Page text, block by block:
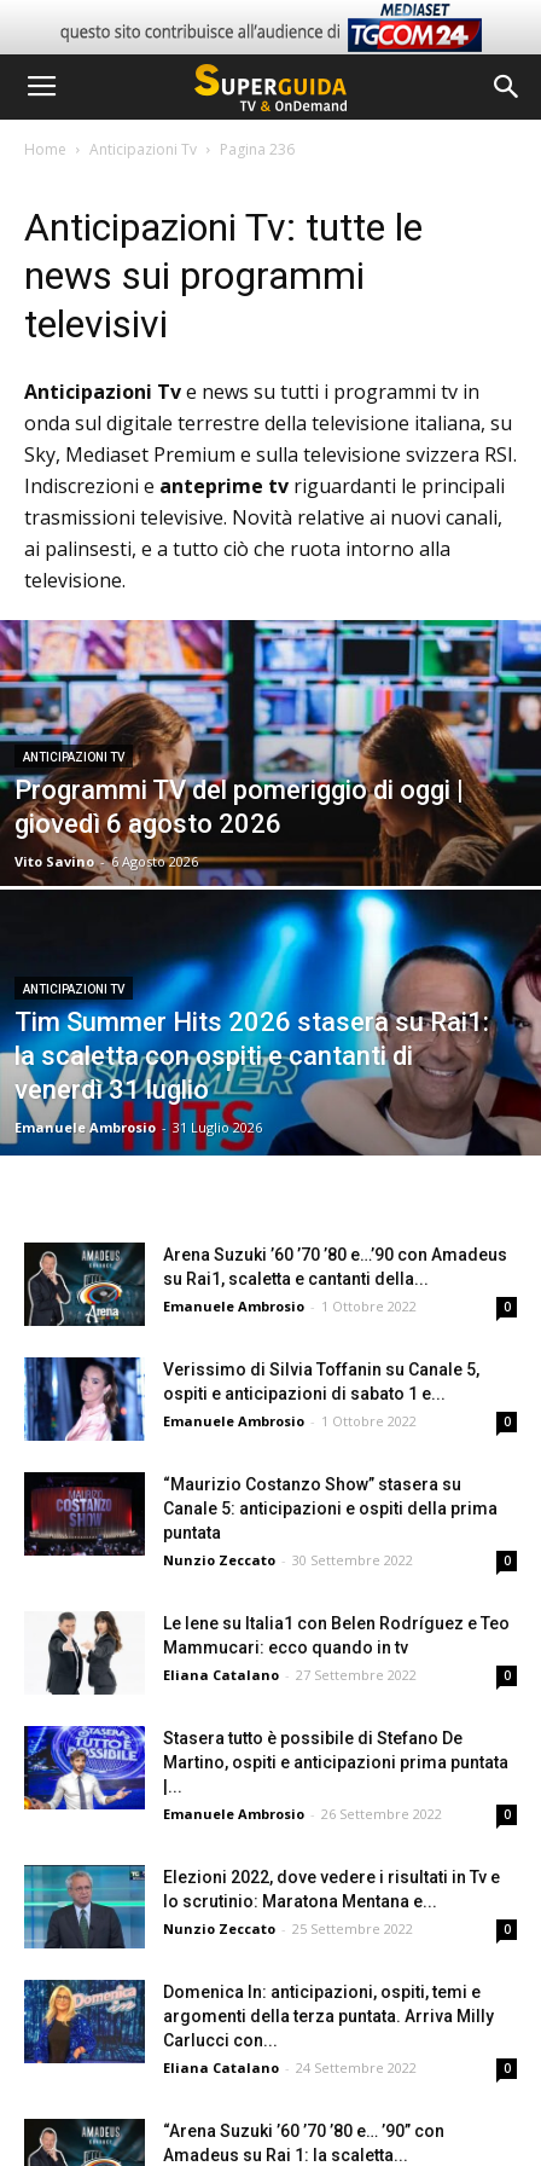
Home Anticipazioni Tv Pagina 236
Anticipazioni Tv: tutte le
news sui programmi
televisivi
Anticipazioni Tve news su tutti i programmi tv in
onda sul digitale terrestre della televisione italiana, su
Sky, Mediaset Premium e sulla televisione svizzera RSI.
Indiscrezioni e anteprime tv riguardanti le principali
trasmissioni televisive. Novità relative ai nuovi canali,
ai palinsesti, e a tutto ciò che ruota intorno alla
televisione.
ANTICIPAZIONI TV
Programmi TV del pomeriggio di oggi |
giovedì 6 agosto 2026
Vito Savino - 6 Agosto 2026
ANTICIPAZIONI TV
Tim Summer Hits 2026 stasera su Rai1:
la scaletta con ospiti e cantanti di
venerdì 31 luglio
Emanuele Ambrosio - 31 Luglio 2026
Arena Suzuki ’60 ’70 ’80 e…’90 con Amadeus
su Rai1, scaletta e cantanti della...
Emanuele Ambrosio - 1 Ottobre 2022 0
Verissimo di Silvia Toffanin su Canale 5,
ospiti e anticipazioni di sabato 1 e...
Emanuele Ambrosio - 1 Ottobre 2022 0
“Maurizio Costanzo Show” stasera su
Canale 5: anticipazioni e ospiti della prima
puntata
Nunzio Zeccato - 30 Settembre 2022 0
Le Iene su Italia1 con Belen Rodríguez e Teo
Mammucari: ecco quando in tv
Eliana Catalano - 27 Settembre 2022 0
Stasera tutto è possibile di Stefano De
Martino, ospiti e anticipazioni prima puntata
|...
Emanuele Ambrosio - 26 Settembre 2022 0
Elezioni 2022, dove vedere i risultati in Tv e
lo scrutinio: Maratona Mentana e...
Nunzio Zeccato - 25 Settembre 2022 0
Domenica In: anticipazioni, ospiti, temi e
argomenti della terza puntata. Arriva Milly
Carlucci con...
Eliana Catalano - 24 Settembre 2022 0
“Arena Suzuki ’60 ’70 ’80 e… ’90” con
Amadeus su Rai 1: la scaletta...